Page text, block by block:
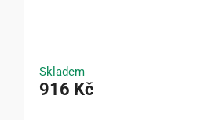
Skladem
916 Kč